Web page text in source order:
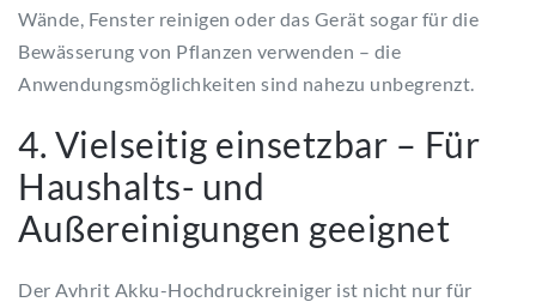
Wände, Fenster reinigen oder das Gerät sogar für die
Bewässerung von Pflanzen verwenden – die
Anwendungsmöglichkeiten sind nahezu unbegrenzt.
4. Vielseitig einsetzbar – Für
Haushalts- und
Außereinigungen geeignet
Der Avhrit Akku-Hochdruckreiniger ist nicht nur für